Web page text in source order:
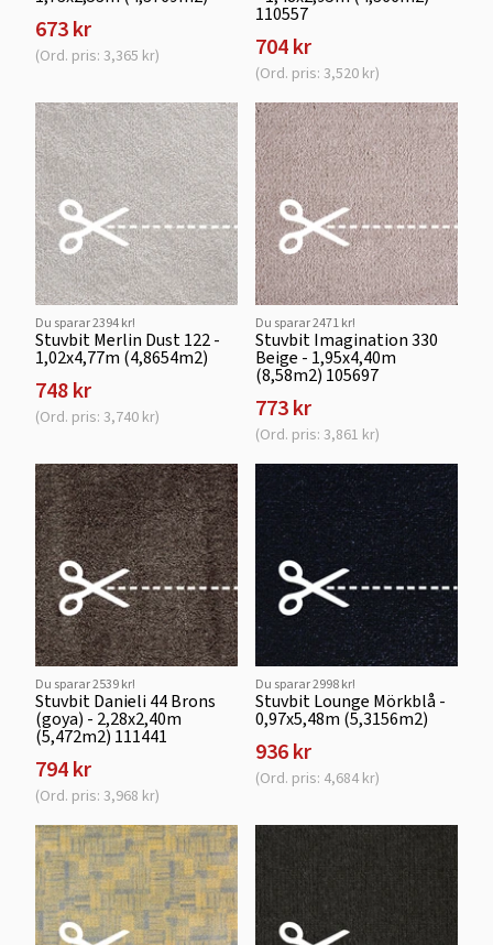
673 kr
(Ord. pris: 3,365 kr)
110557
704 kr
(Ord. pris: 3,520 kr)
Du sparar 2394 kr!
Stuvbit Merlin Dust 122 -
1,02x4,77m (4,8654m2)
748 kr
(Ord. pris: 3,740 kr)
Du sparar 2471 kr!
Stuvbit Imagination 330
Beige - 1,95x4,40m
(8,58m2) 105697
773 kr
(Ord. pris: 3,861 kr)
Du sparar 2539 kr!
Stuvbit Danieli 44 Brons
(goya) - 2,28x2,40m
(5,472m2) 111441
794 kr
(Ord. pris: 3,968 kr)
Du sparar 2998 kr!
Stuvbit Lounge Mörkblå -
0,97x5,48m (5,3156m2)
936 kr
(Ord. pris: 4,684 kr)